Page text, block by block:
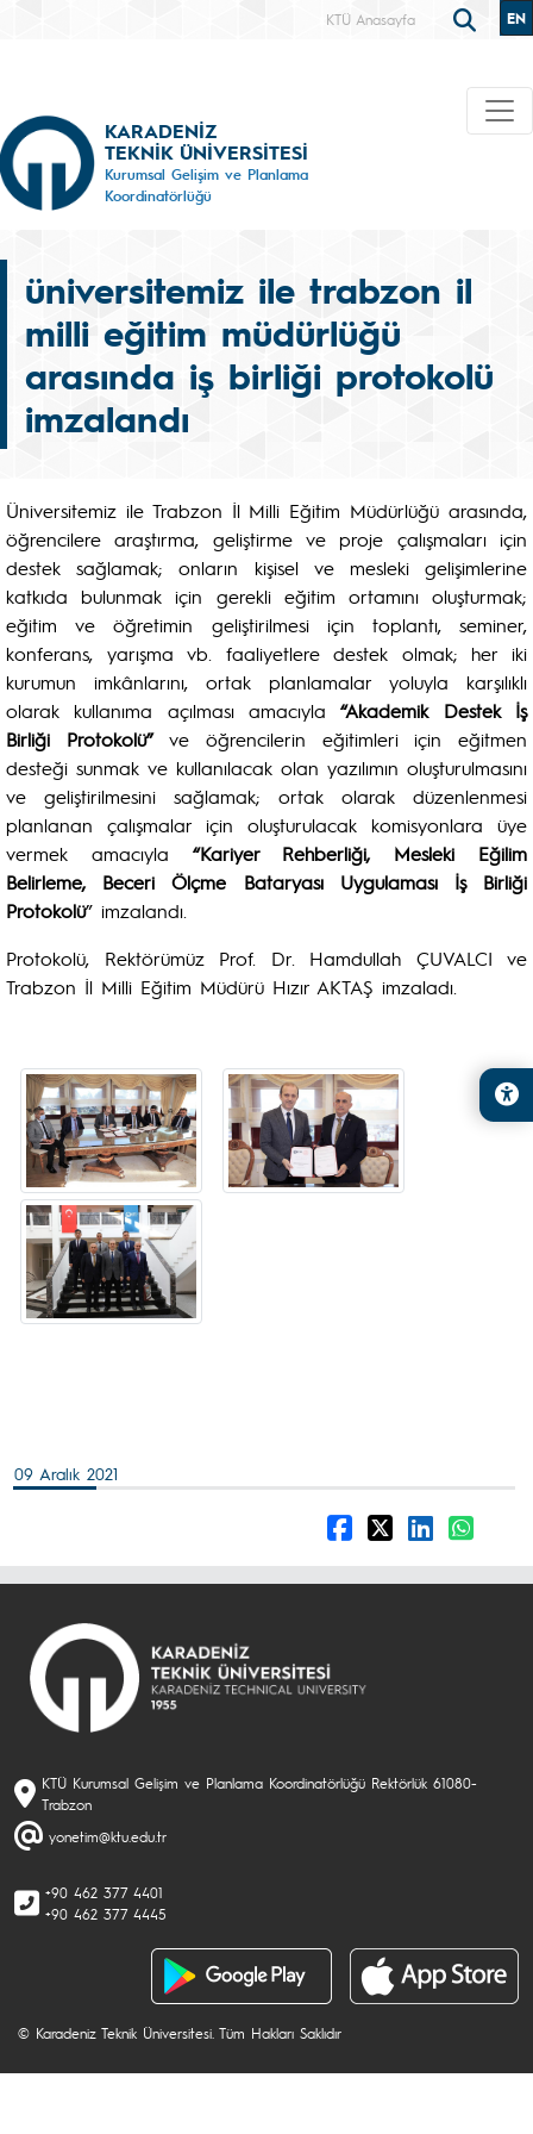
KTÜ Anasayfa EN
KARADENİZ
TEKNİK ÜNİVERSİTESİ
Kurumsal Gelişim ve Planlama
Koordinatörlüğü
üniversitemiz ile trabzon il
milli eğitim müdürlüğü
arasında iş birliği protokolü
imzalandı
Üniversitemiz ile Trabzon İl Milli Eğitim Müdürlüğü arasında,
öğrencilere araştırma, geliştirme ve proje çalışmaları için
destek sağlamak; onların kişisel ve mesleki gelişimlerine
katkıda bulunmak için gerekli eğitim ortamını oluşturmak;
eğitim ve öğretimin geliştirilmesi için toplantı, seminer,
konferans, yarışma vb. faaliyetlere destek olmak; her iki
kurumun imkânlarını, ortak planlamalar yoluyla karşılıklı
olarak kullanıma açılması amacıyla“Akademik Destek İş
Birliği Protokolü”ve öğrencilerin eğitimleri için eğitmen
desteği sunmak ve kullanılacak olan yazılımın oluşturulmasını
ve geliştirilmesini sağlamak; ortak olarak düzenlenmesi
planlanan çalışmalar için oluşturulacak komisyonlara üye
vermek amacıyla “Kariyer Rehberliği, Mesleki Eğilim
Belirleme, Beceri Ölçme Bataryası Uygulaması İş Birliği
Protokolü” imzalandı.
Protokolü, Rektörümüz Prof. Dr. Hamdullah ÇUVALCI ve
Trabzon İl Milli Eğitim Müdürü Hızır AKTAŞ imzaladı.
09 Aralık 2021
KTÜ Kurumsal Gelişim ve Planlama Koordinatörlüğü Rektörlük 61080-
Trabzon
yonetim@ktu.edu.tr
+90 462 377 4401
+90 462 377 4445
© Karadeniz Teknik Üniversitesi. Tüm Hakları Saklıdır